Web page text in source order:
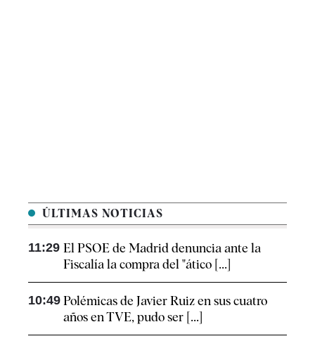
ÚLTIMAS NOTICIAS
11:29 El PSOE de Madrid denuncia ante la
Fiscalía la compra del "ático [...]
10:49 Polémicas de Javier Ruiz en sus cuatro
años en TVE, pudo ser [...]